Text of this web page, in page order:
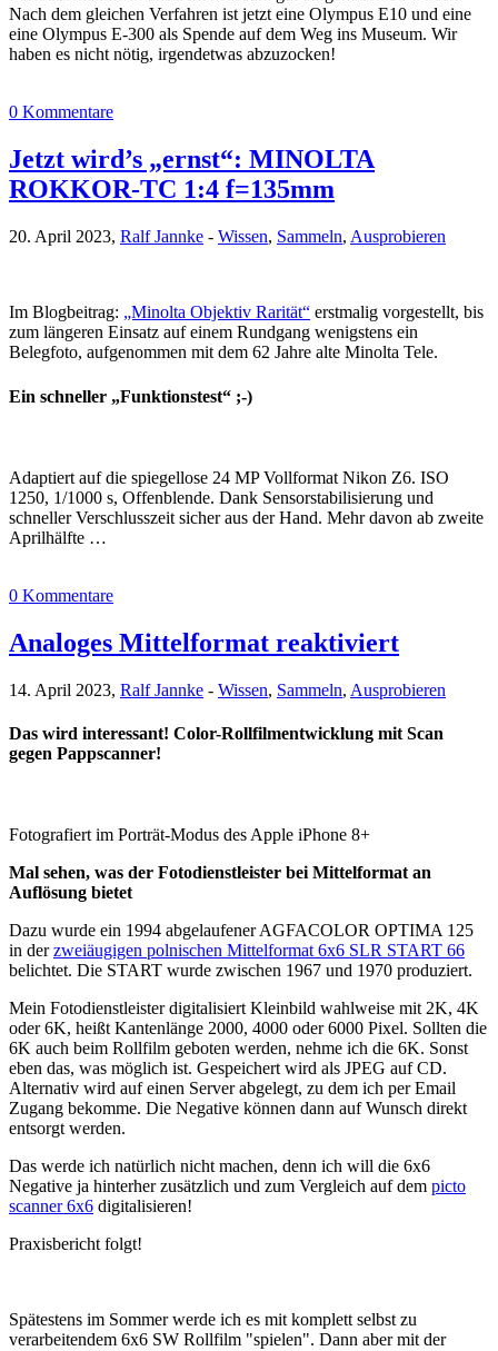
Nach dem gleichen Verfahren ist jetzt eine Olympus E10 und eine
eine Olympus E-300 als Spende auf dem Weg ins Museum. Wir
haben es nicht nötig, irgendetwas abzuzocken!
0 Kommentare
Jetzt wird’s „ernst“: MINOLTA
ROKKOR-TC 1:4 f=135mm
20. April 2023, Ralf Jannke - Wissen, Sammeln, Ausprobieren
Im Blogbeitrag: „Minolta Objektiv Rarität“ erstmalig vorgestellt, bis
zum längeren Einsatz auf einem Rundgang wenigstens ein
Belegfoto, aufgenommen mit dem 62 Jahre alte Minolta Tele.
Ein schneller „Funktionstest“ ;-)
Adaptiert auf die spiegellose 24 MP Vollformat Nikon Z6. ISO
1250, 1/1000 s, Offenblende. Dank Sensorstabilisierung und
schneller Verschlusszeit sicher aus der Hand. Mehr davon ab zweite
Aprilhälfte …
0 Kommentare
Analoges Mittelformat reaktiviert
14. April 2023, Ralf Jannke - Wissen, Sammeln, Ausprobieren
Das wird interessant! Color-Rollfilmentwicklung mit Scan
gegen Pappscanner!
Fotografiert im Porträt-Modus des Apple iPhone 8+
Mal sehen, was der Fotodienstleister bei Mittelformat an
Auflösung bietet
Dazu wurde ein 1994 abgelaufener AGFACOLOR OPTIMA 125
in derzweiäugigen polnischen Mittelformat 6x6 SLR START 66
belichtet. Die START wurde zwischen 1967 und 1970 produziert.
Mein Fotodienstleister digitalisiert Kleinbild wahlweise mit 2K, 4K
oder 6K, heißt Kantenlänge 2000, 4000 oder 6000 Pixel. Sollten die
6K auch beim Rollfilm geboten werden, nehme ich die 6K. Sonst
eben das, was möglich ist. Gespeichert wird als JPEG auf CD.
Alternativ wird auf einen Server abgelegt, zu dem ich per Email
Zugang bekomme. Die Negative können dann auf Wunsch direkt
entsorgt werden.
Das werde ich natürlich nicht machen, denn ich will die 6x6
Negative ja hinterher zusätzlich und zum Vergleich auf dem picto
scanner 6x6 digitalisieren!
Praxisbericht folgt!
Spätestens im Sommer werde ich es mit komplett selbst zu
verarbeitendem 6x6 SW Rollfilm "spielen". Dann aber mit der